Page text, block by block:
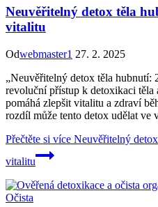
Neuvěřitelný detox těla
vitalitu
Odwebmaster1 27. 2. 2025
„Neuvěřitelný detox těla hubnutí:
revoluční přístup k detoxikaci těla
pomáhá zlepšit vitalitu a zdraví
rozdíl může tento detox udělat ve
Přečtěte si více Neuvěřitelný
vitalitu
Očista